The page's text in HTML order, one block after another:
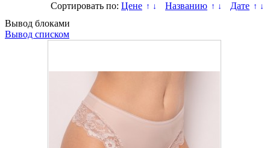
Сортировать по: Цене ↑ ↓ Названию ↑ ↓ Дате ↑ ↓
Вывод блоками
Вывод списком